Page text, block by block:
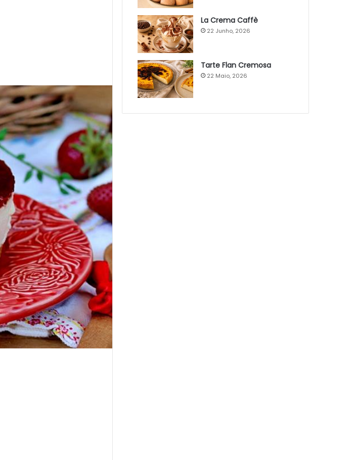
La Crema Caffè
22 Junho, 2026
Tarte Flan Cremosa
22 Maio, 2026